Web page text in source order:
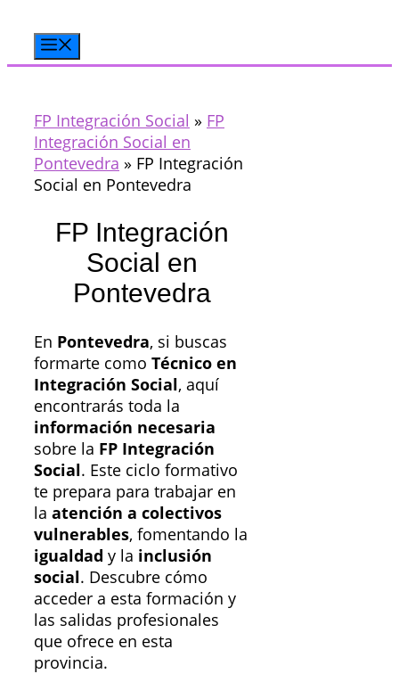
contenido
FP Integración Social » FP
Integración Social en
Pontevedra » FP Integración
Social en Pontevedra
FP Integración
Social en
Pontevedra
En Pontevedra, si buscas
formarte como Técnico en
Integración Social, aquí
encontrarás toda la
información necesaria
sobre la FP Integración
Social. Este ciclo formativo
te prepara para trabajar en
la atención a colectivos
vulnerables, fomentando la
igualdad y la inclusión
social. Descubre cómo
acceder a esta formación y
las salidas profesionales
que ofrece en esta
provincia.